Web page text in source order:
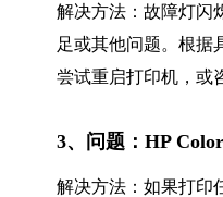
解决方法：故障灯闪
足或其他问题。根据
尝试重启打印机，或
3、问题：HP
解决方法：如果打印